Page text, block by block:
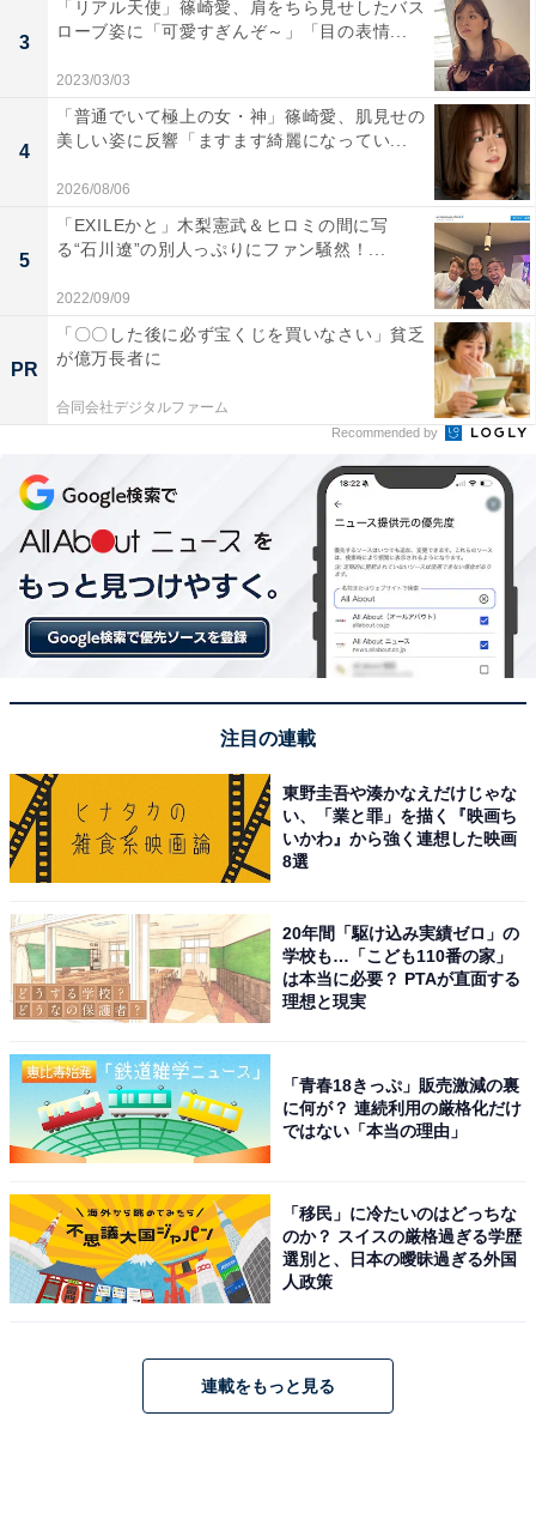
3
「リアル天使」篠崎愛、肩をちら見せしたバス
ローブ姿に「可愛すぎんぞ～」「目の表情...
2023/03/03
4
「普通でいて極上の女・神」篠崎愛、肌見せの
美しい姿に反響「ますます綺麗になってい...
2026/08/06
5
「EXILEかと」木梨憲武＆ヒロミの間に写
る“石川遼”の別人っぷりにファン騒然！...
2022/09/09
PR
「〇〇した後に必ず宝くじを買いなさい」貧乏
が億万長者に
合同会社デジタルファーム
Recommended by
注目の連載
東野圭吾や湊かなえだけじゃな
い、「業と罪」を描く『映画ち
いかわ』から強く連想した映画
8選
20年間「駆け込み実績ゼロ」の
学校も…「こども110番の家」
は本当に必要？ PTAが直面する
理想と現実
「青春18きっぷ」販売激減の裏
に何が？ 連続利用の厳格化だけ
ではない「本当の理由」
「移民」に冷たいのはどっちな
のか？ スイスの厳格過ぎる学歴
選別と、日本の曖昧過ぎる外国
人政策
連載をもっと見る